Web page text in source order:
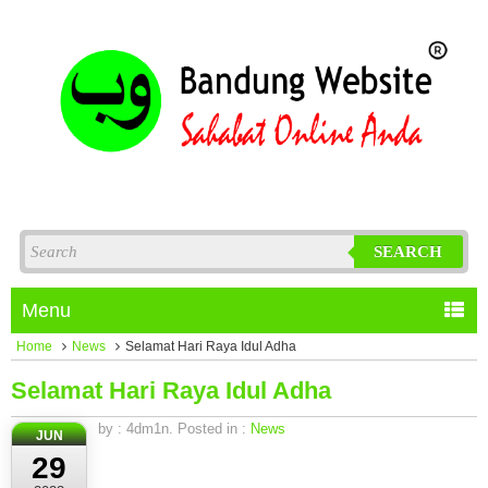
SEARCH
Menu
Home News Selamat Hari Raya Idul Adha
Selamat Hari Raya Idul Adha
JUN
29
by : 4dm1n. Posted in : News